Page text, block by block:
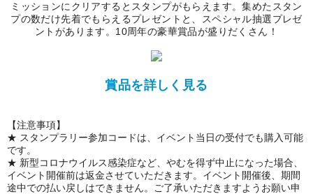
ミッションにクリアするとスタンプがもらえます。集めたスタン
プの数だけ先着でもらえるプレゼントと、スペシャル抽選プレゼ
ントがあります。10周年の豪華賞品が盛りだくさん！
賞品を詳しく見る
【注意事項】
★ スタンプラリー参加コードは、イベント当日の受付でも購入可能
です。
★ 新型コロナウイルス感染症など、やむを得ず中止になった場合、
イベント開催前は返金させていただきます。イベント開催後、期間
途中での払い戻しはできません。ご了承いただきますようお願い申